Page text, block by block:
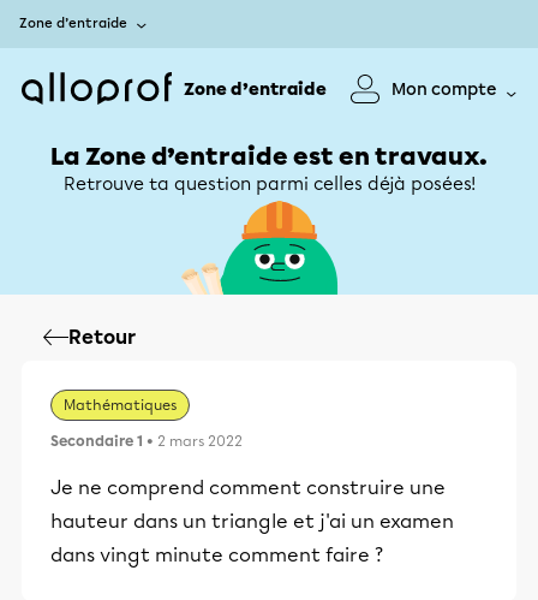
Zone d’entraide
Zone d’entraide Mon compte
La Zone d’entraide est en travaux.
Retrouve ta question parmi celles déjà posées!
Retour
Mathématiques
Secondaire 1 • 2 mars 2022
Je ne comprend comment construire une
hauteur dans un triangle et j'ai un examen
dans vingt minute comment faire ?